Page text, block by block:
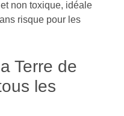
non toxique, idéale
risque pour les
Terre de
les